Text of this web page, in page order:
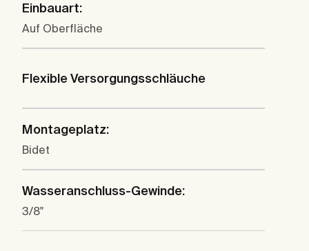
Einbauart:
Auf Oberfläche
Flexible Versorgungsschläuche
Montageplatz:
Bidet
Wasseranschluss-Gewinde:
3/8"